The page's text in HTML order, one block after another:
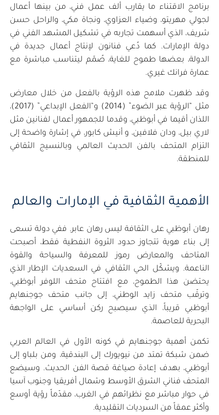
برنامج الاقتناء ما يقارب ألف عمل فني، من بينها أعمال
لجولي مهريتو، وضياء العزاوي، ونجاة مكي، والراحل حسن
شريف، الذي أسهمت تجاربه في تشكيل المشهد الفني في
دولة الإمارات. كما دُعي فنانون لإنتاج أعمال جديدة في
الدولة، بعضها طموح للغاية، صُمّم ليتناسب مباشرة مع
عمارة فرانك غيري.
وقد ظهرت ملامح هذه الرؤية بالفعل من خلال معارض
مثل “الرؤية عبر الضوء” (2014) و“الفعل الإبداعي” (2017)،
اللذان أقيما في أبوظبي، وقدما للجمهور أعمال لفنانين مثل
لاري بيل، ودان فلافين، و أنيش كابور، في إشارة واضحة إلى
التزام المتحف بالفن الحديث العالمي وبالنسيج الثقافي
للمنطقة.
الأهمية الثقافية في الإمارات والعالم
رهان أبوظبي على الثقافة ليس رهان عابر. ففي دولة تسعى
إلى بناء هوية تتجاوز حدود الثروة النفطية فقط، أصبحت
المتاحف والمعارض رموز للمعرفة والسياحة والقوة
الناعمة. ويشكّل الحي الثقافي في السعديات الإطار الذي
يحتضن هذا الطموح، مع افتتاح متحف اللوفر أبوظبي،
وترقّب متحف زايد الوطني، إلى جانب متحف جوجنهايم
أبوظبي قريباً، الذي سيصبح ركن أساسي على الواجهة
البحرية للعاصمة.
تكمن أهمية جوجنهايم في كونه الأول في العالم العربي
ضمن شبكة تمتد من نيويورك إلى البندقية، ومن بلباو إلى
أبوظبي، بهدف إعادة صياغة قصة الفن الحديث. وسيضع
المتحف فناني الشرق الأوسط وشمال أفريقيا وجنوب آسيا
في حوار مباشر مع نظرائهم في الغرب، مقدّماً رؤية أوسع
وأكثر عمقاً من السرديات التقليدية.